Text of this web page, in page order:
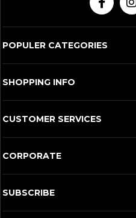
POPULER CATEGORIES
SHOPPING INFO
CUSTOMER SERVICES
CORPORATE
SUBSCRIBE